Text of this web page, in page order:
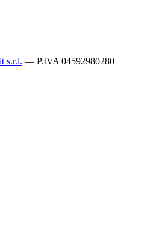
s.r.l. — P.IVA 04592980280